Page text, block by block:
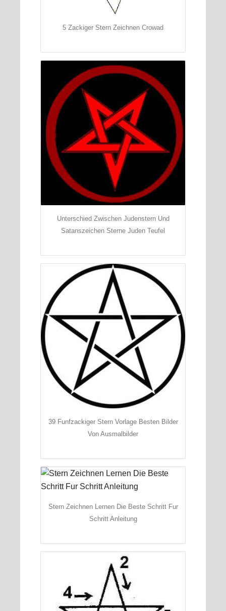
5 Zackiger Stern Zeichnen Crowad
Unterschied Zwischen Judenstern Und
Satanszeichen Sterne Juden Teufel
39 Funfzackiger Stern Vorlage Besten Bilder
Von Ausmalbilder
Stern Zeichnen Lernen Die Beste Schritt Fur
Schritt Anleitung